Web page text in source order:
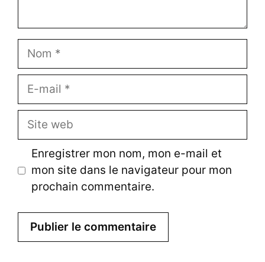
m
m
le
b
Enregistrer mon nom, mon e-mail et
mon site dans le navigateur pour mon
prochain commentaire.